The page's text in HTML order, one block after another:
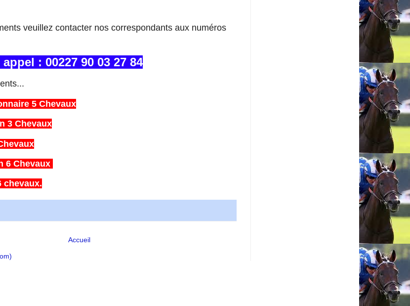
veuillez contacter nos correspondants aux numéros
: 00227 90 03 27 84
5 Chevaux
3 Chevaux
6 Chevaux
chevaux.
Accueil